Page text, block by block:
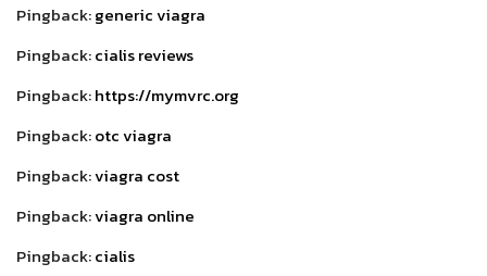
Pingback:generic viagra
Pingback:cialis reviews
Pingback:https://mymvrc.org
Pingback:otc viagra
Pingback:viagra cost
Pingback:viagra online
Pingback:cialis